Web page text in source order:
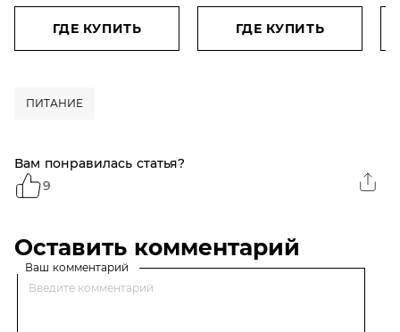
пенящийся для
чувствительной
жирной кожи лица и
ГДЕ КУПИТЬ
ванны и душа, 750 мл
ГДЕ КУПИТЬ
ПИТАНИЕ
Вам понравилась статья?
9
Оставить комментарий
Ваш комментарий